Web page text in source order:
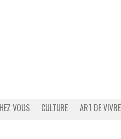
VOUS CULTURE ART DE VIVRE